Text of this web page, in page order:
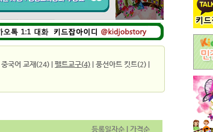
중국어 교재(24) 펠트교구(4) 풍선아트 킷트(2)
등록일자순 가격순